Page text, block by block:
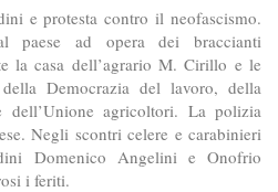
e protesta contro il neofascismo.
paese ad opera dei braccianti
la casa dell’agrario M. Cirillo e le
Democrazia del lavoro, della
agricoltori. La polizia
Negli scontri celere e carabinieri
Domenico Angelini e Onofrio
i feriti.